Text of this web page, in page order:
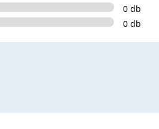
0 db
0 db